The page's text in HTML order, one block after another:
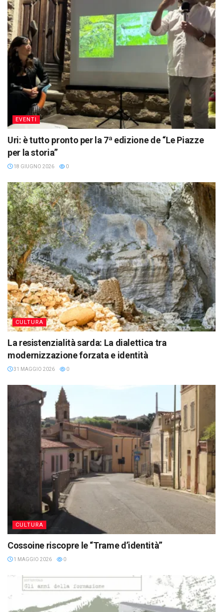
EVENTI
Uri: è tutto pronto per la 7ª edizione de “Le Piazze
per la storia”
18 GIUGNO 2026 0
CULTURA
La resistenzialità sarda: La dialettica tra
modernizzazione forzata e identità
31 MAGGIO 2026 0
CULTURA
Cossoine riscopre le “Trame d’identità”
1 MAGGIO 2026 0